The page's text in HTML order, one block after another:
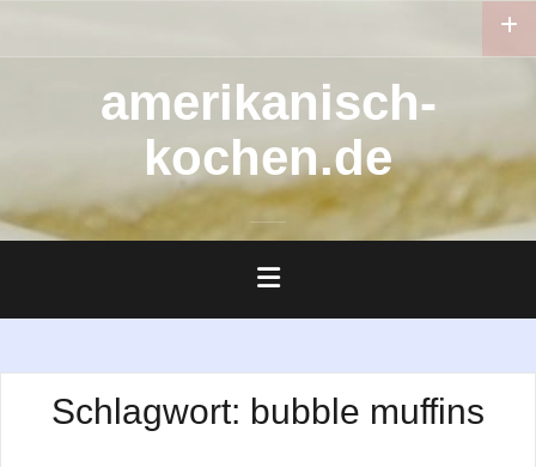
amerikanisch-
kochen.de
Schlagwort: bubble muffins